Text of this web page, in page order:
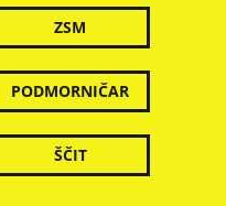
ZSM
PODMORNIČAR
ŠČIT